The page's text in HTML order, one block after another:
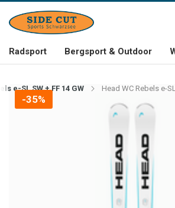
Radsport Bergsport & Outdoor
e-SL SW + FF 14 GW Head WC Rebels e-
-35%